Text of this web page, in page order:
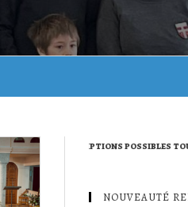
– Inscriptions possibles toute l’année
NOUVEAUTÉ